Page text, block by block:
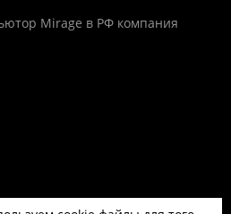
Mirage в РФ компания